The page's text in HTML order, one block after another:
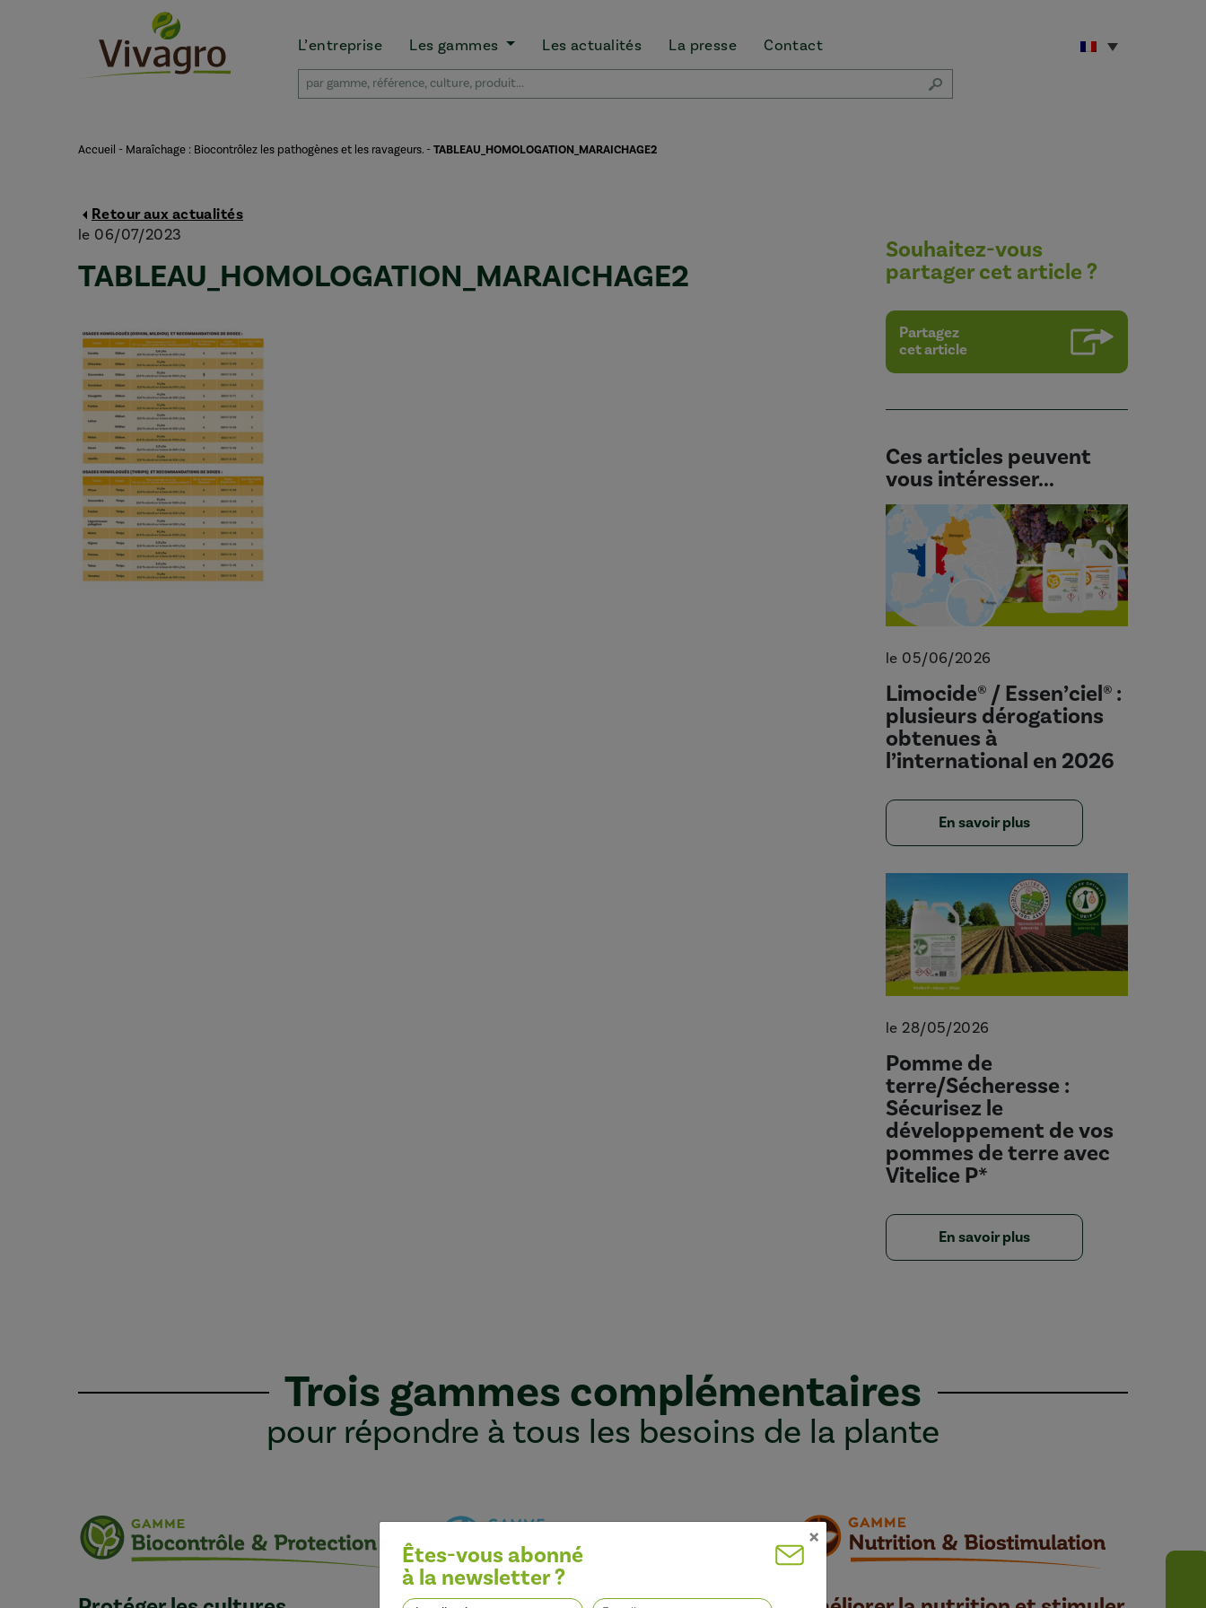
L’entreprise Les gammes Les actualités La presse Contact
Accueil - Maraîchage : Biocontrôlez les pathogènes et les ravageurs. -TABLEAU_HOMOLOGATION_MARAICHAGE2
Retour aux actualités
le 06/07/2023
TABLEAU_HOMOLOGATION_MARAICHAGE2
Souhaitez-vous
partager cet article ?
Partagez
cet article
Ces articles peuvent
vous intéresser...
le 05/06/2026
Limocide® / Essen’ciel® :
plusieurs dérogations
obtenues à
l’international en 2026
En savoir plus
le 28/05/2026
Pomme de
terre/Sécheresse :
Sécurisez le
développement de vos
pommes de terre avec
Vitelice P*
En savoir plus
Trois gammes complémentaires
pour répondre à tous les besoins de la plante
×
Êtes-vous abonné
à la newsletter ?